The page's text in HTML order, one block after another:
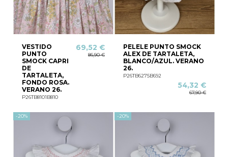
VESTIDO
PUNTO
SMOCK CAPRI
DE
TARTALETA,
FONDO ROSA.
VERANO 26.
P26TB8101B810
69,52 €
86,90 €
PELELE PUNTO SMOCK
ALEX DE TARTALETA,
BLANCO/AZUL. VERANO
26.
P26TB6275B692
54,32 €
67,90 €
-20% -20%